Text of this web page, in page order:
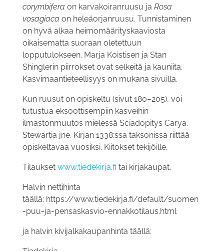
corymbifera on karvakoiranruusu ja Rosa
vosagiaca on heleäorjanruusu. Tunnistaminen
on hyvä alkaa heimomäärityskaaviosta
oikaisematta suoraan oletettuun
lopputulokseen. Marja Koistisen ja Stan
Shinglerin piirrokset ovat selkeitä ja kauniita.
Kasvimaantieteellisyys on mukana sivuilla.
Kun ruusut on opiskeltu (sivut 180−205), voi
tutustua eksoottisempiin kasveihin
ilmastonmuutos mielessä Sciadopitys Carya,
Stewartia jne. Kirjan 1338:ssa taksonissa riittää
opiskeltavaa vuosiksi. Kiitokset tekijöille.
Tilaukset www.tiedekirja.fi tai kirjakaupat.
Halvin nettihinta
täällä: https://www.tiedekirja.fi/default/suomen
-puu-ja-pensaskasvio-ennakkotilaus.html
ja halvin kivijalkakaupanhinta täällä: